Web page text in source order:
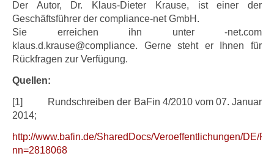
Der Autor, Dr. Klaus-Dieter Krause, ist einer der
Geschäftsführer der compliance-net GmbH.
Sie erreichen ihn unter
moc.t
en-
ec
nailp
moc@e
suark
.d.su
alk
. Gerne steht er Ihnen für
Rückfragen zur Verfügung.
Quellen:
[1] Rundschreiben der BaFin 4/2010 vom 07. Januar
2014;
http://www.bafin.de/SharedDocs/Veroeffentlichungen/DE/
nn=2818068